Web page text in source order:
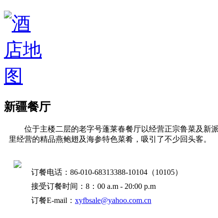
新疆餐厅
位于主楼二层的老字号蓬莱春餐厅以经营正宗鲁菜及新
里经营的精品燕鲍翅及海参特色菜肴，吸引了不少回头客。
订餐电话：86-010-68313388-10104（10105）
接受订餐时间：8：00 a.m - 20:00 p.m
订餐E-mail： xyfbsale@yahoo.com.cn